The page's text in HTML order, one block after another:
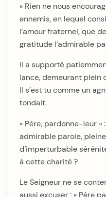
« Rien ne nous
ennemis, en lequel
l’amour fraternel, que
gratitude l’admirable
Il a supporté
lance, demeurant plein
Il s’est tu comme un
tondait.
« Père, pardonne-leur
admirable parole,
d’imperturbable
à cette charité ?
Le Seigneur ne se